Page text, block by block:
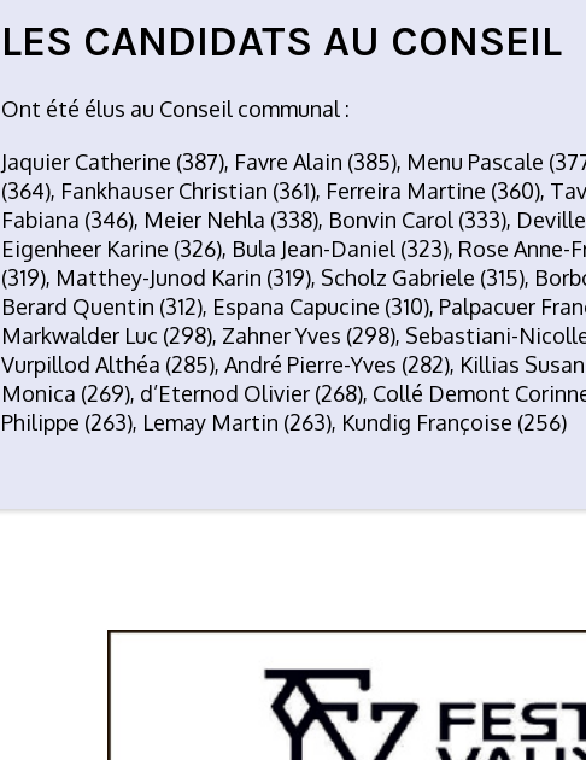
LES CANDIDATS AU CONSEIL
Ont été élus au Conseil communal :
Jaquier Catherine (387), Favre Alain (385), Menu Pascale
(364), Fankhauser Christian (361), Ferreira Martine (360),
Fabiana (346), Meier Nehla (338), Bonvin Carol (333),
Eigenheer Karine (326), Bula Jean-Daniel (323), Rose
(319), Matthey-Junod Karin (319), Scholz Gabriele (315),
Berard Quentin (312), Espana Capucine (310), Palpacuer
Markwalder Luc (298), Zahner Yves (298), Sebastiani-
Vurpillod Althéa (285), André Pierre-Yves (282), Killias
Monica (269), d’Eternod Olivier (268), Collé Demont
Philippe (263), Lemay Martin (263), Kundig Françoise (256)